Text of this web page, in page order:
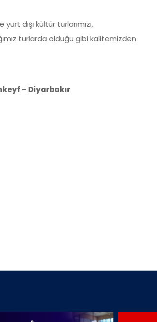
dışı kültür turlarımızı,
turlarda olduğu gibi kalitemizden
– Diyarbakır